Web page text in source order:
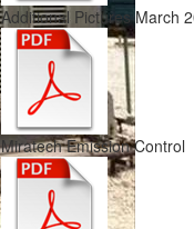
Additional Pictures March
Miratech Emission Control